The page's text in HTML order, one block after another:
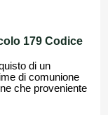
179 Codice
di un
di comunione
che proveniente